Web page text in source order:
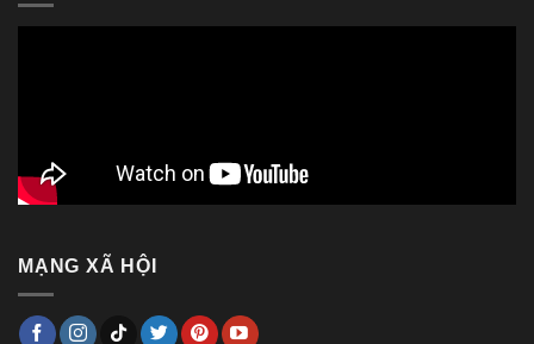
MẠNG XÃ HỘI